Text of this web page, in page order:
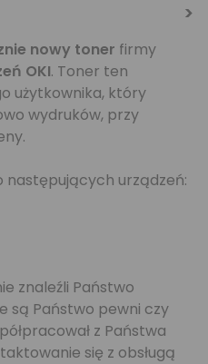
nowy toner firmy
OKI. Toner ten
użytkownika, który
wydruków, przy
następujących urządzeń:
znaleźli Państwo
są Państwo pewni czy
z Państwa
się z obsługą